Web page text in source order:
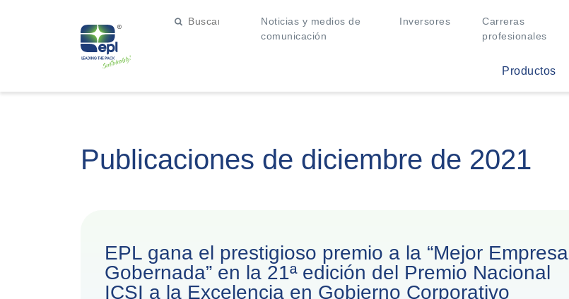
Noticias y medios de
comunicación
Inversores
Carreras
profesionales
Productos
Publicaciones de diciembre de 2021
EPL gana el prestigioso premio a la “Mejor Empresa
Gobernada” en la 21ª edición del Premio Nacional
ICSI a la Excelencia en Gobierno Corporativo